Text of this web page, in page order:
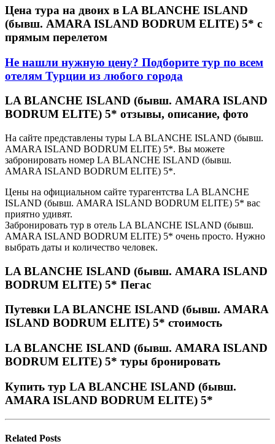
Цена тура на двоих в LA BLANCHE ISLAND
(бывш. AMARA ISLAND BODRUM ELITE) 5* с
прямым перелетом
Не нашли нужную цену? Подборите тур по всем
отелям Турции из любого города
LA BLANCHE ISLAND (бывш. AMARA ISLAND
BODRUM ELITE) 5* отзывы, описание, фото
На сайте представлены туры LA BLANCHE ISLAND (бывш.
AMARA ISLAND BODRUM ELITE) 5*. Вы можете
забронировать номер LA BLANCHE ISLAND (бывш.
AMARA ISLAND BODRUM ELITE) 5*.
Цены на официальном сайте турагентства LA BLANCHE
ISLAND (бывш. AMARA ISLAND BODRUM ELITE) 5* вас
приятно удивят.
Забронировать тур в отель LA BLANCHE ISLAND (бывш.
AMARA ISLAND BODRUM ELITE) 5* очень просто. Нужно
выбрать даты и количество человек.
LA BLANCHE ISLAND (бывш. AMARA ISLAND
BODRUM ELITE) 5* Пегас
Путевки LA BLANCHE ISLAND (бывш. AMARA
ISLAND BODRUM ELITE) 5* стоимость
LA BLANCHE ISLAND (бывш. AMARA ISLAND
BODRUM ELITE) 5* туры бронировать
Купить тур LA BLANCHE ISLAND (бывш.
AMARA ISLAND BODRUM ELITE) 5*
Related Posts